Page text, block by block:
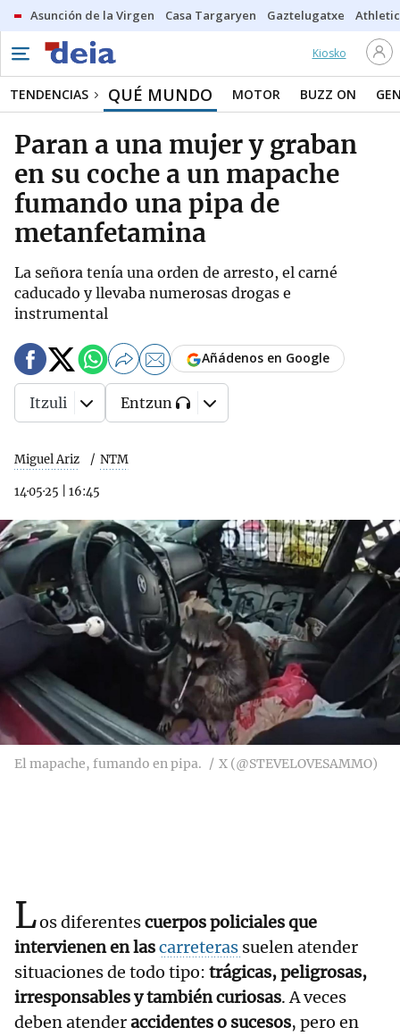
Asunción de la Virgen Casa Targaryen Gaztelugatxe Athletic
Kiosko
TENDENCIAS QUÉ MUNDO MOTOR BUZZ ON
Paran a una mujer y graban
en su coche a un mapache
fumando una pipa de
metanfetamina
La señora tenía una orden de arresto, el carné
caducado y llevaba numerosas drogas e
instrumental
Miguel Ariz NTM
14·05·25 16:45
Añádenos en Google
Itzuli Entzun
El mapache, fumando en pipa. X (@STEVELOVESAMMO)
Los diferentescuerpos policiales que
intervienen en lascarreteras suelen atender
situaciones de todo tipo: trágicas, peligrosas,
irresponsables y también curiosas. A veces
deben atenderaccidentes o sucesos, pero en